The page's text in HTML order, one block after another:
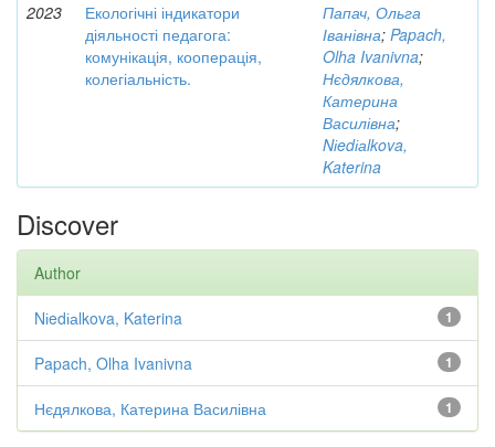
2023
Екологічні індикатори
діяльності педагога:
комунікація, кооперація,
колегіальність.
Папач, Ольга
Іванівна; Papach,
Olha Ivanivna;
Нєдялкова,
Катерина
Василівна;
Nіedіаlkova,
Katerina
Discover
Author
1
Nіedіаlkova, Katerina
1
Papach, Olha Ivanivna
1
Нєдялкова, Катерина Василівна